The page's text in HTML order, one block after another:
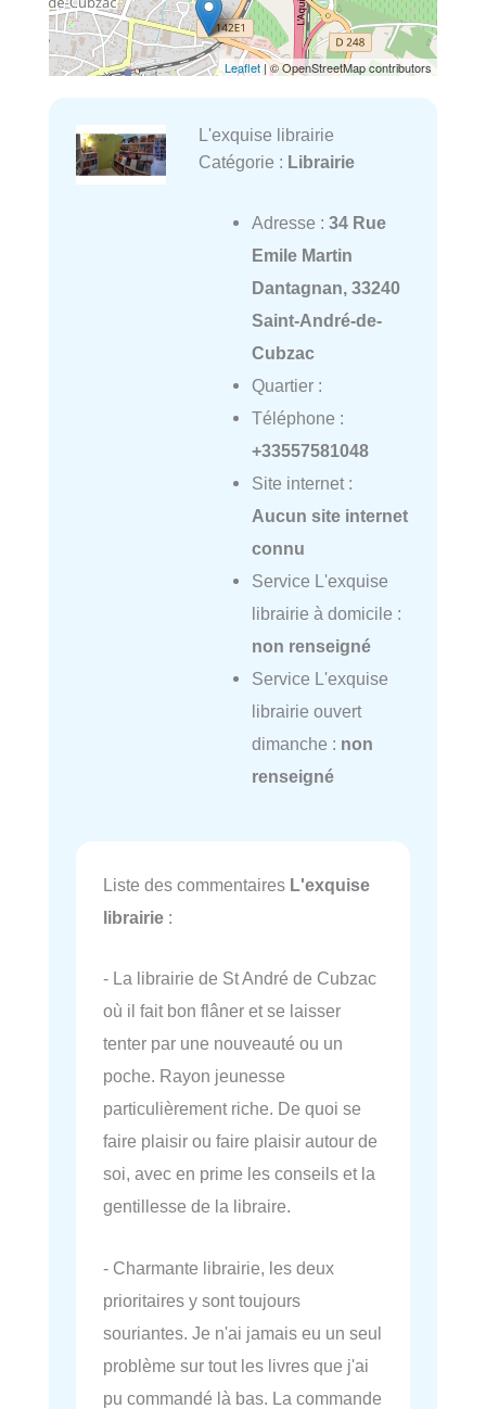
Leaflet | © OpenStreetMap contributors
L'exquise librairie
Catégorie : Librairie
Adresse : 34 Rue
Emile Martin
Dantagnan, 33240
Saint-André-de-
Cubzac
Quartier :
Téléphone :
+33557581048
Site internet :
Aucun site internet
connu
Service L'exquise
librairie à domicile :
non renseigné
Service L'exquise
librairie ouvert
dimanche : non
renseigné
Liste des commentaires L'exquise
librairie :
- La librairie de St André de Cubzac
où il fait bon flâner et se laisser
tenter par une nouveauté ou un
poche. Rayon jeunesse
particulièrement riche. De quoi se
faire plaisir ou faire plaisir autour de
soi, avec en prime les conseils et la
gentillesse de la libraire.
- Charmante librairie, les deux
prioritaires y sont toujours
souriantes. Je n'ai jamais eu un seul
problème sur tout les livres que j'ai
pu commandé là bas. La commande